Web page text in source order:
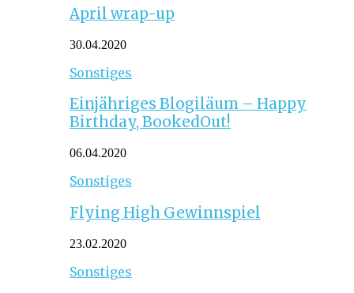
April wrap-up
30.04.2020
Sonstiges
Einjähriges Blogiläum – Happy
Birthday, BookedOut!
06.04.2020
Sonstiges
Flying High Gewinnspiel
23.02.2020
Sonstiges